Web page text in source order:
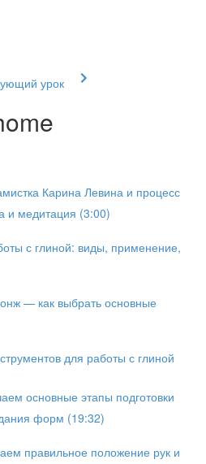
урок
Карина Левина и процесс
и медитация (3:00)
с глиной: виды, применение,
— как выбрать основные
для работы с глиной
основные этапы подготовки
форм (19:32)
правильное положение рук и